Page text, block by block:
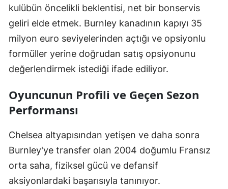
kulübün öncelikli beklentisi, net bir bonservis
geliri elde etmek. Burnley kanadının kapıyı 35
milyon euro seviyelerinden açtığı ve opsiyonlu
formüller yerine doğrudan satış opsiyonunu
değerlendirmek istediği ifade ediliyor.
Oyuncunun Profili ve Geçen Sezon
Performansı
Chelsea altyapısından yetişen ve daha sonra
Burnley'ye transfer olan 2004 doğumlu Fransız
orta saha, fiziksel gücü ve defansif
aksiyonlardaki başarısıyla tanınıyor.